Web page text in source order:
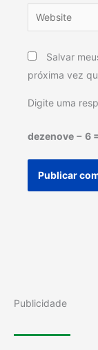
Website
Salvar
próxima vez
Digite uma
dezenove − 6 =
Publicidade